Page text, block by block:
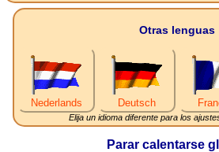
Otras lenguas
Nederlands Deutsch
Elija un idioma diferente para los
Parar calentarse